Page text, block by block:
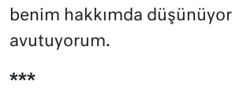
benim hakkımda
avutuyorum.
***